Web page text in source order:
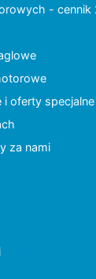
- cennik
i oferty specjalne
za nami